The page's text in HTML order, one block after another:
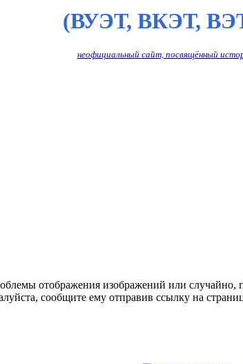
(ВУЭТ, ВКЭТ,
неофициальный сайт, посвящённый
отображения изображений или случайно,
сообщите ему отправив ссылку на